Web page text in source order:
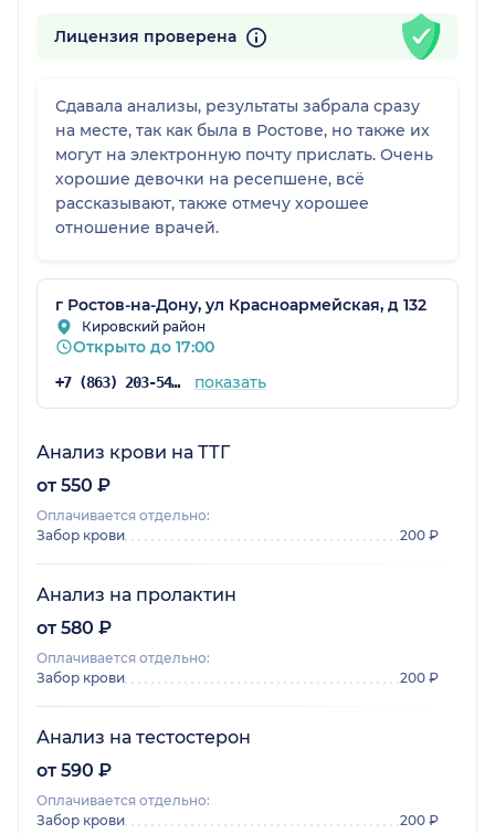
Лицензия проверена
Сдавала анализы, результаты забрала сразу
на месте, так как была в Ростове, но также их
могут на электронную почту прислать. Очень
хорошие девочки на ресепшене, всё
рассказывают, также отмечу хорошее
отношение врачей.
г Ростов-на-Дону, ул Красноармейская, д 132
Кировский район
Открыто до 17:00
+7 (863) 203-54-50 показать
Анализ крови на ТТГ
от 550 ₽
Оплачивается отдельно:
Забор крови
200 ₽
Анализ на пролактин
от 580 ₽
Оплачивается отдельно:
Забор крови
200 ₽
Анализ на тестостерон
от 590 ₽
Оплачивается отдельно:
Забор крови
200 ₽